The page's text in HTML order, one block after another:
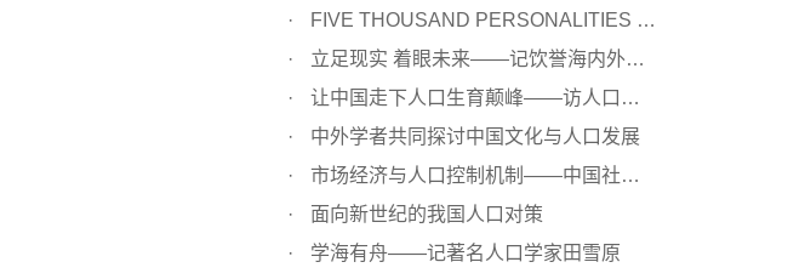
FIVE THOUSAND PERSONALITIES OF THE WORLD
立足现实 着眼未来——记饮誉海内外的人口学家田雪原研究员
让中国走下人口生育颠峰——访人口学家田雪原
中外学者共同探讨中国文化与人口发展
市场经济与人口控制机制——中国社会科学院人口研究所所长...
面向新世纪的我国人口对策
学海有舟——记著名人口学家田雪原